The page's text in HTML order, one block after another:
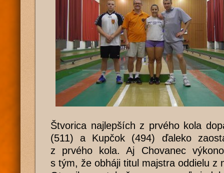
Štvorica najlepších z prvého kola
(511) a Kupčok (494) ďaleko
z prvého kola. Aj Chovanec
s tým, že obháji titul majstra oddielu z